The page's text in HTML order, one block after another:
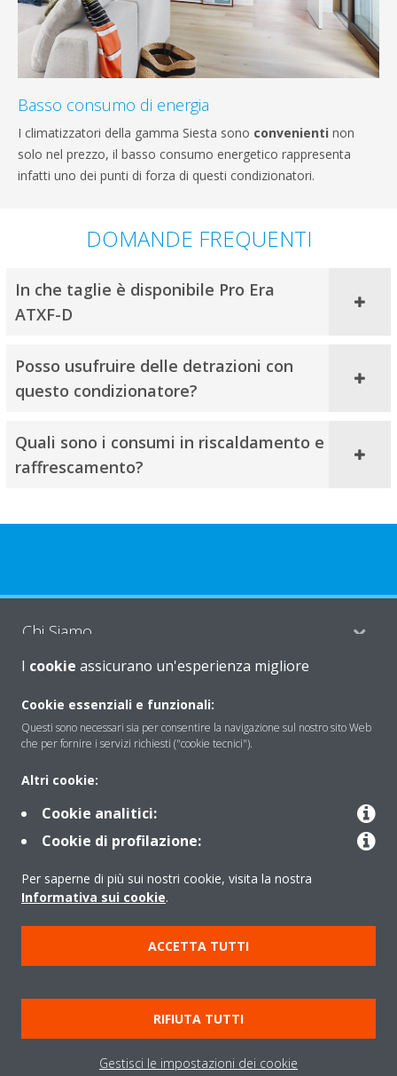
Basso consumo di energia
I climatizzatori della gamma Siesta sono convenienti non
solo nel prezzo, il basso consumo energetico rappresenta
infatti uno dei punti di forza di questi condizionatori.
DOMANDE FREQUENTI
In che taglie è disponibile Pro Era
ATXF-D
Posso usufruire delle detrazioni con
questo condizionatore?
Quali sono i consumi in riscaldamento e
raffrescamento?
Chi Siamo
Soluzioni
Periodo di supporto definito
Gruppo Daikin Europe
Copyright © Daikin
Cookies Policy
Policy sulla protezione dei dati
Termini di Garanzia
Regolamenti
Informativa Legale
Cerca Prodotto
Data Act
I cookie assicurano un'esperienza migliore
Cookie essenziali e funzionali:
Questi sono necessari sia per consentire la navigazione sul nostro sito Web
che per fornire i servizi richiesti ("cookie tecnici").
Altri cookie:
Cookie analitici:
Cookie di profilazione:
Per saperne di più sui nostri cookie, visita la nostra
Informativa sui cookie.
ACCETTA TUTTI
RIFIUTA TUTTI
Gestisci le impostazioni dei cookie